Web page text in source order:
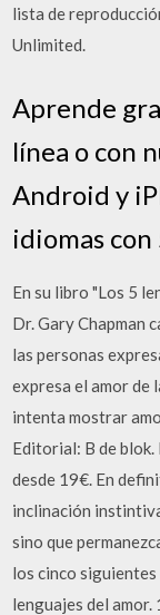
lista de
Unlimited.
Aprende
línea o con
Android y
idiomas con
En su libro "Los 5
Dr. Gary Chapman
las personas
expresa el amor de
intenta mostrar
Editorial: B de
desde 19€. En
inclinación
sino que
los cinco
lenguajes del